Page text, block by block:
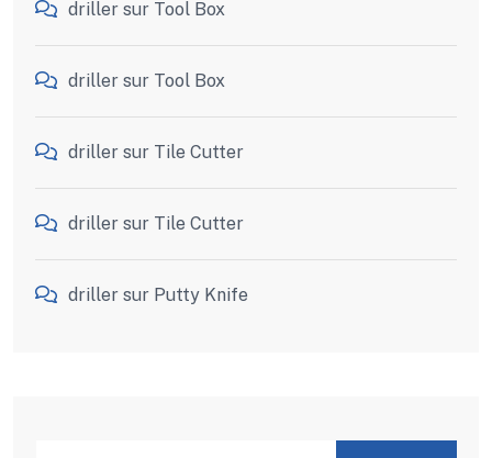
driller sur Tool Box
driller sur Tool Box
driller sur Tile Cutter
driller sur Tile Cutter
driller sur Putty Knife